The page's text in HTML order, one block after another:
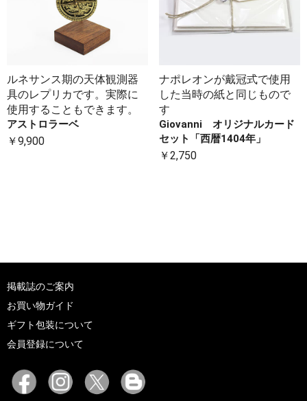
ルネサンス期の天体観測器
具のレプリカです。実際に
使用することもできます。
アストロラーベ
￥9,900
ナポレオンが戴冠式で使用
した当時の紙と同じもので
す
Giovanni オリジナルカード
セット「西暦1404年」
￥2,750
掲載誌のご案内
お買い物ガイド
ギフト包装について
会員登録について